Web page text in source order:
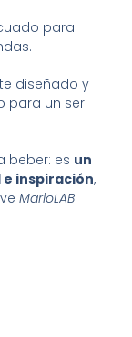
para
diseñado y
para un ser
beber: es un
inspiración,
MarioLAB.